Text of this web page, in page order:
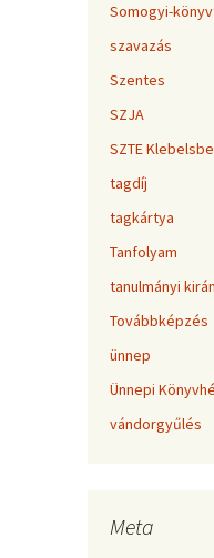
Somogyi-
szavazás
Szentes
SZJA
SZTE
tagdíj
tagkártya
Tanfolyam
tanulmányi
Továbbképzés
ünnep
Ünnepi
vándorgyűlés
Meta